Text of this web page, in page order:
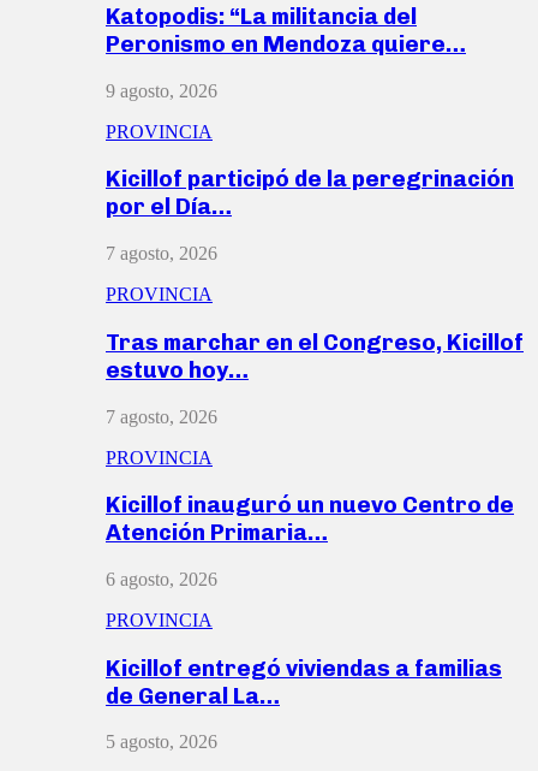
Katopodis: “La militancia del
Peronismo en Mendoza quiere…
9 agosto, 2026
PROVINCIA
Kicillof participó de la peregrinación
por el Día…
7 agosto, 2026
PROVINCIA
Tras marchar en el Congreso, Kicillof
estuvo hoy…
7 agosto, 2026
PROVINCIA
Kicillof inauguró un nuevo Centro de
Atención Primaria…
6 agosto, 2026
PROVINCIA
Kicillof entregó viviendas a familias
de General La…
5 agosto, 2026